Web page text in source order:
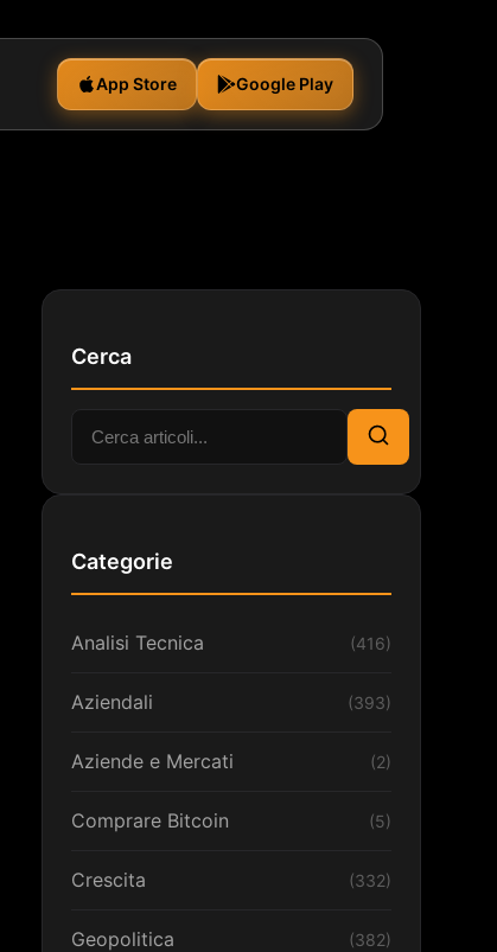
App Store Google Play
Cerca
Cerca:
Cerca
Categorie
Analisi Tecnica (416)
Aziendali (393)
Aziende e Mercati (2)
Comprare Bitcoin (5)
Crescita (332)
Geopolitica (382)